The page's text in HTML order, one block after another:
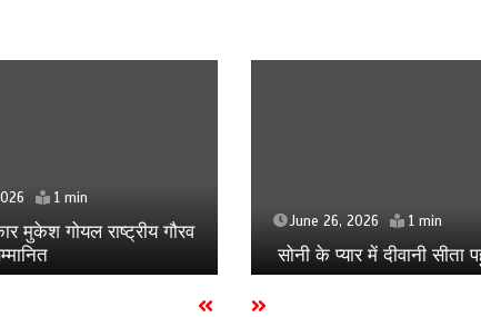
1 min
में दीवानी सीता पहुंची मेरठ
जेई ने पैर पकड़कर मांगी माफी,
वायरल